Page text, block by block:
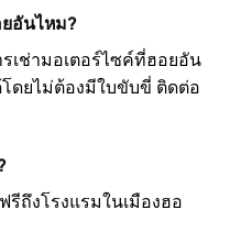
อันไหม?
เช่ามอเตอร์ไซค์ที่ฮอยอัน
ดยไม่ต้องมีใบขับขี่ ติดต่อ
รีถึงโรงแรมในเมืองฮอ